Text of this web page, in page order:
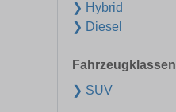
❯ Hybrid
❯ Diesel
Fahrzeugklassen
❯ SUV